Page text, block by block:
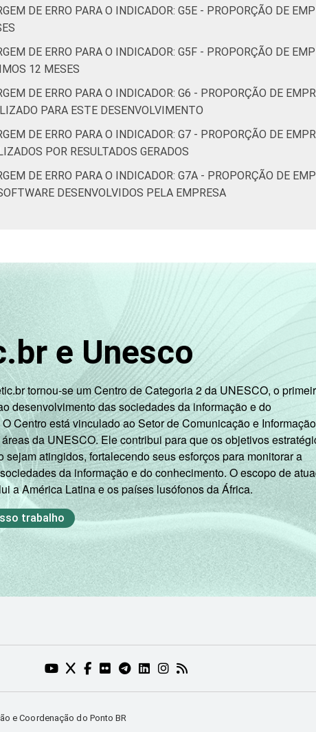
DE ERRO PARA O INDICADOR: G5E - PROPORÇÃO DE
DE ERRO PARA O INDICADOR: G5F - PROPORÇÃO DE
12 MESES
DE ERRO PARA O INDICADOR: G6 - PROPORÇÃO DE
PARA ESTE DESENVOLVIMENTO
DE ERRO PARA O INDICADOR: G7 - PROPORÇÃO DE
POR RESULTADOS GERADOS
DE ERRO PARA O INDICADOR: G7A - PROPORÇÃO DE
DESENVOLVIDOS PELA EMPRESA
e Unesco
tornou-se um Centro de Categoria 2 da UNESCO, o
desenvolvimento das sociedades da informação e do
Centro está vinculado ao Setor de Comunicação e
da UNESCO. Ele contribui para que os objetivos
sejam atingidos, fortalecendo seus esforços para monitorar a
da informação e do conhecimento. O escopo de
a América Latina e os países lusófonos da África.
trabalho
YOUTUBE DO NIC.BR (ABRE EM NOVA ABA)
TWITTER DO NIC.BR (ABRE EM NOVA ABA)
FACEBOOK DO NIC.BR (ABRE EM NOVA ABA)
FLICKR DO NIC.BR (ABRE EM NOVA ABA)
TELEGRAM DO NIC.BR (ABRE EM
LINKEDIN DO NIC.BR (ABRE EM
INSTAGRAM DO NIC.BR (ABRE
RSS DO NIC.BR (ABRE EM
e Coordenação do Ponto BR